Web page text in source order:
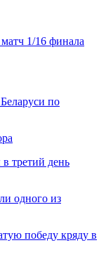
1/16 финала
по
третий день
одного из
победу кряду в